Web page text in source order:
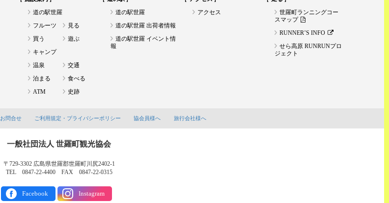
道の駅世羅
フルーツ
見る
買う
遊ぶ
キャンプ
温泉
交通
泊まる
食べる
ATM
史跡
道の駅世羅
道の駅世羅 出荷者情報
道の駅世羅 イベント情
報
アクセス
世羅町ランニングコー
スマップ
RUNNER’S INFO
せら高原 RUNRUNプロ
ジェクト
お問合せ ご利用規定・プライバシーポリシー 協会員様へ 旅行会社様へ
一般社団法人 世羅町観光協会
〒729-3302 広島県世羅郡世羅町川尻2402-1
TEL 0847-22-4400 FAX 0847-22-0315
Facebook Instagram